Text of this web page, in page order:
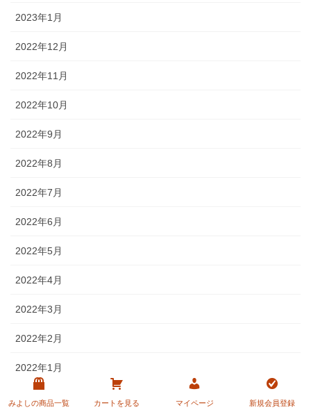
2023年1月
2022年12月
2022年11月
2022年10月
2022年9月
2022年8月
2022年7月
2022年6月
2022年5月
2022年4月
2022年3月
2022年2月
2022年1月
みよしの商品一覧 カートを見る マイページ 新規会員登録